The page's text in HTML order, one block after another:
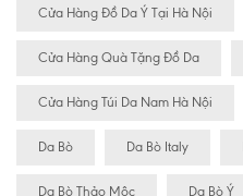
Cửa Hàng Đồ Da Ý Tại Hà Nội
Cửa Hàng Quà Tặng Đồ Da
Cửa Hàng Túi Da Nam Hà Nội
Da Bò Da Bò Italy
Da Bò Thảo Mộc Da Bò Ý